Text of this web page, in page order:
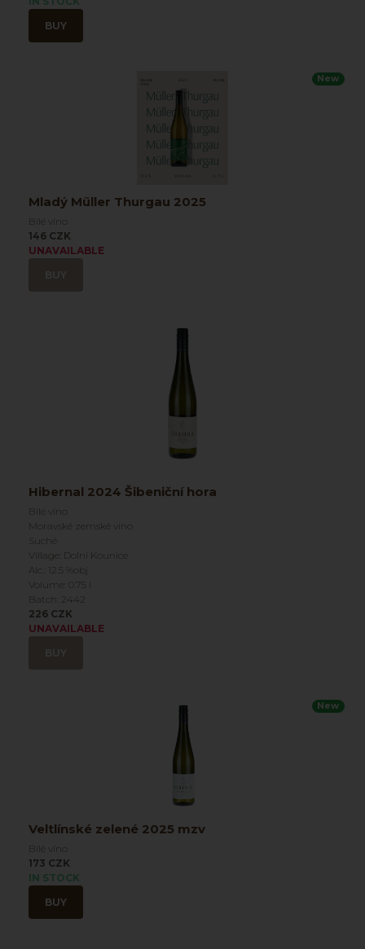
BUY
New
Mladý Müller Thurgau 2025
Bílé víno
146 CZK
UNAVAILABLE
Hibernal 2024 Šibeniční hora
Bílé víno
Moravské zemské víno
Suché
Village: Dolní Kounice
Alc.: 12.5 %obj
Volume: 0.75 l
Batch: 2442
226 CZK
UNAVAILABLE
New
Veltlínské zelené 2025 mzv
Bílé víno
173 CZK
IN STOCK
BUY